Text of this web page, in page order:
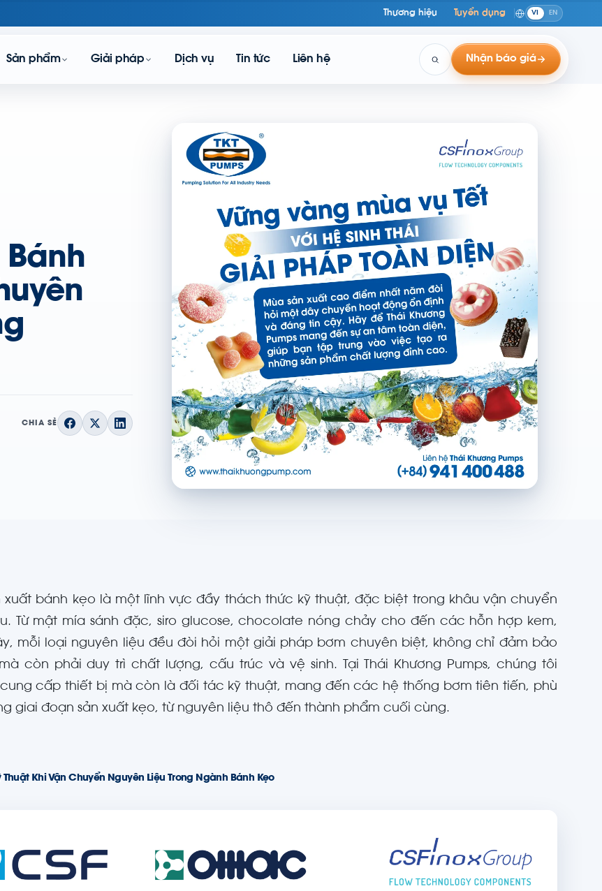
Thương hiệu Tuyển dụng VI EN
Sản phẩm Giải pháp Dịch vụ Tin tức Liên hệ Nhận báo giá
Bánh
CHIA SẺ
xuất bánh kẹo là một lĩnh vực đầy thách thức kỹ thuật, đặc biệt trong khâu vận chuyển
Từ mật mía sánh đặc, siro glucose, chocolate nóng chảy cho đến các hỗn hợp kem,
mỗi loại nguyên liệu đều đòi hỏi một giải pháp bơm chuyên biệt, không chỉ đảm bảo
còn phải duy trì chất lượng, cấu trúc và vệ sinh. Tại Thái Khương Pumps, chúng tôi
cấp thiết bị mà còn là đối tác kỹ thuật, mang đến các hệ thống bơm tiên tiến, phù
giai đoạn sản xuất kẹo, từ nguyên liệu thô đến thành phẩm cuối cùng.
Thuật Khi Vận Chuyển Nguyên Liệu Trong Ngành Bánh Kẹo